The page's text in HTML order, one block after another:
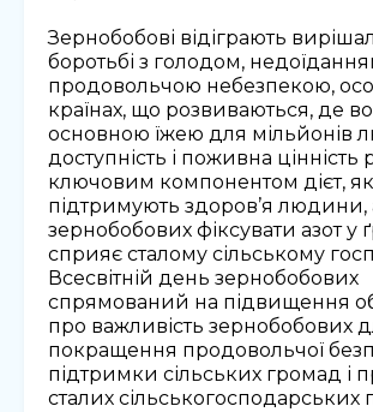
Зернобобові відіграють
боротьбі з голодом,
продовольчою небезпекою,
країнах, що розвиваються, де
основною їжею для мільйонів
доступність і поживна цінність
ключовим компонентом дієт,
підтримують здоров’я людини,
зернобобових фіксувати азот у
сприяє сталому сільському
Всесвітній день зернобобових
спрямований на підвищення
про важливість зернобобових
покращення продовольчої
підтримки сільських громад і
сталих сільськогосподарських